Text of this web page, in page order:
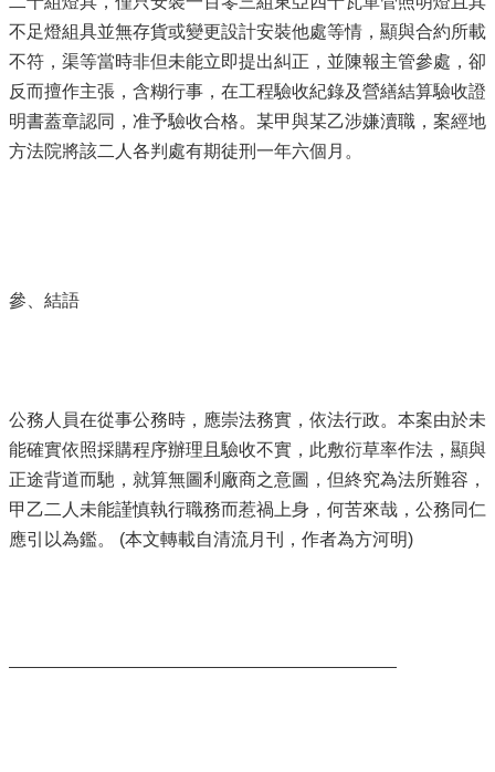
不足燈組具並無存貨或變更設計安裝他處等情，顯與合約所載
不符，渠等當時非但未能立即提出糾正，並陳報主管參處，卻
反而擅作主張，含糊行事，在工程驗收紀錄及營繕結算驗收證
明書蓋章認同，准予驗收合格。某甲與某乙涉嫌瀆職，案經地
方法院將該二人各判處有期徒刑一年六個月。
參、結語
公務人員在從事公務時，應崇法務實，依法行政。本案由於未
能確實依照採購程序辦理且驗收不實，此敷衍草率作法，顯與
正途背道而馳，就算無圖利廠商之意圖，但終究為法所難容，
甲乙二人未能謹慎執行職務而惹禍上身，何苦來哉，公務同仁
應引以為鑑。 (本文轉載自清流月刊，作者為方河明)